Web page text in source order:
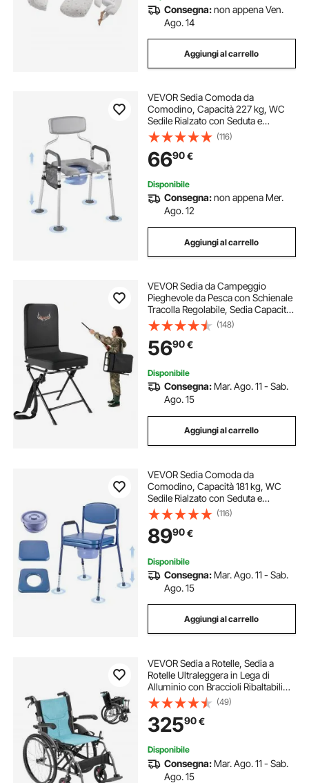
Consegna:non appena Ven.
Ago. 14
Aggiungi al carrello
VEVOR Sedia Comoda da
Comodino, Capacità 227 kg, WC
Sedile Rialzato con Seduta e
Schienale Imbottiti, Secchio
Rimovibile 5 L, Sedia da Vasino
Regolabile in Altezza Larghezza per
Anziani
(116)
6690€
Disponibile
Consegna:non appena Mer.
Ago. 12
Aggiungi al carrello
VEVOR Sedia da Campeggio
Pieghevole da Pesca con Schienale
Tracolla Regolabile, Sedia Capacità
di Carico 136 kg, Sgabello da
Caccia Rotazione Silenziosa a 360°
per Picnic, Esterno, Nero
(148)
5690€
Disponibile
Consegna: Mar. Ago. 11 - Sab.
Ago. 15
Aggiungi al carrello
VEVOR Sedia Comoda da
Comodino, Capacità 181 kg, WC
Sedile Rialzato con Seduta e
Schienale Imbottiti, Secchio
Rimovibile 5 L, Sedia da Vasino per
Adulti Regolabile in Altezza per
Anziani
(116)
8990€
Disponibile
Consegna: Mar. Ago. 11 - Sab.
Ago. 15
Aggiungi al carrello
VEVOR Sedia a Rotelle, Sedia a
Rotelle Ultraleggera in Lega di
Alluminio con Braccioli Ribaltabili
Quanto Scrivania, Poggiapiedi
Regolabili in 3 Posizioni, Sedile
Largo 457 mm, Capacità 113,4 kg
(49)
32590€
Disponibile
Consegna: Mar. Ago. 11 - Sab.
Ago. 15